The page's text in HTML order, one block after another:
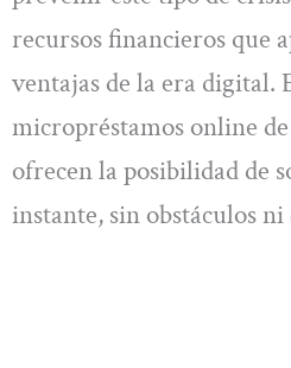
recursos financieros que
ventajas de la era digital.
micropréstamos online de
ofrecen la posibilidad de
instante, sin obstáculos